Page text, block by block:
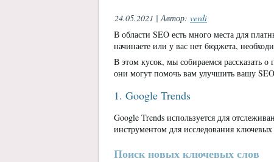
24.05.2021 | Автор: verdi
В области SEO есть много места для
начинаете или у вас нет бюджета,
В этом кусок, мы собираемся
они могут помочь вам улучшить вашу
1. Google Trends
Google Trends используется для
инструментом для исследования ключевых
Поиск новых ключевых слов